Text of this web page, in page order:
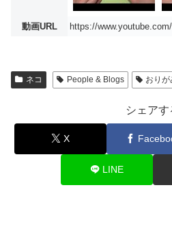
動画URL https://
ネコ People & Blogs おりが
シェアす
X
LINE